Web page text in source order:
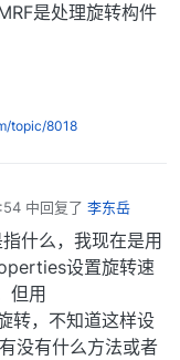
是处理旋转构件
topic/8018
中回复了 李东岳
什么，我现在是用
设置旋转速
但用
转，不知道这样设
没有什么方法或者